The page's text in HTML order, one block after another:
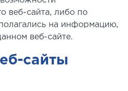
веб-сайта, либо по
на информацию,
веб-сайте.
сайты